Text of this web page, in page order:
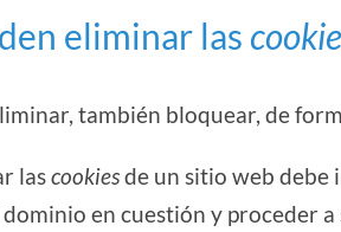
eliminar las
también bloquear, de
lascookiesde un sitio web debe
dominio en cuestión y proceder